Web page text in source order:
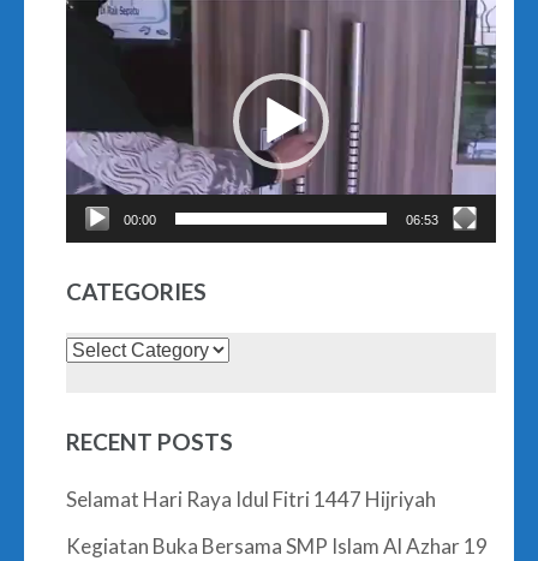
Video
Player
00:00 06:53
CATEGORIES
Categories
RECENT POSTS
Selamat Hari Raya Idul Fitri 1447 Hijriyah
Kegiatan Buka Bersama SMP Islam Al Azhar 19